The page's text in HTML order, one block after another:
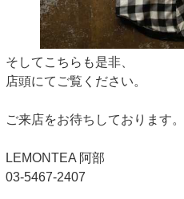
そしてこちらも是非、
店頭にてご覧ください。
ご来店をお待ちしております。
LEMONTEA 阿部
03-5467-2407